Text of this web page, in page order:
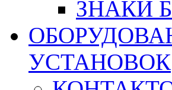
ЗНАКИ
УСТАНОВОК